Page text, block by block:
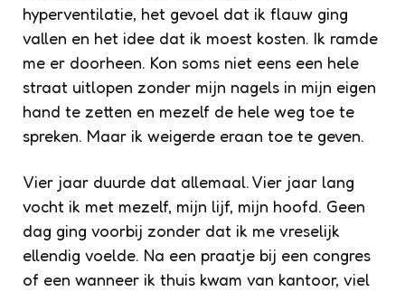
hyperventilatie, het gevoel dat ik flauw ging
vallen en het idee dat ik moest kosten. Ik ramde
me er doorheen. Kon soms niet eens een hele
straat uitlopen zonder mijn nagels in mijn eigen
hand te zetten en mezelf de hele weg toe te
spreken. Maar ik weigerde eraan toe te geven.
Vier jaar duurde dat allemaal. Vier jaar lang
vocht ik met mezelf, mijn lijf, mijn hoofd. Geen
dag ging voorbij zonder dat ik me vreselijk
ellendig voelde. Na een praatje bij een congres
of een wanneer ik thuis kwam van kantoor, viel